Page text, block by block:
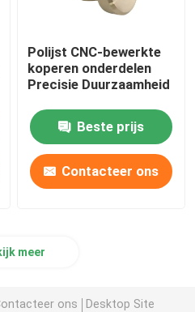
Polijst CNC-bewerkte
koperen onderdelen
Precisie Duurzaamheid
Beste prijs
Contacteer ons
meer
ons Desktop Site